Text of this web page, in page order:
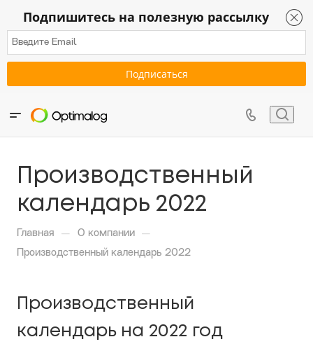
Подпишитесь на полезную рассылку
Производственный
календарь 2022
Главная — О компании —
Производственный календарь 2022
Производственный
календарь на 2022 год